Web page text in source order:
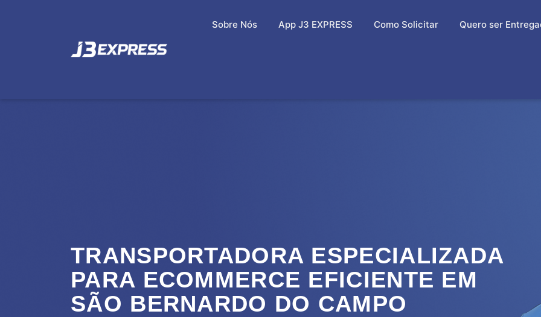
Sobre Nós App J3 EXPRESS Como Solicitar Quero ser
TRANSPORTADORA ESPECIALIZADA
PARA ECOMMERCE EFICIENTE EM
SÃO BERNARDO DO CAMPO